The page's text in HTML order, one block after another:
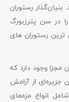
رستوران
در سن پترزبورگ
ترین رستوران های
وجود دارد که
جزیره‌ای از آرامش
انواع مزه‌های